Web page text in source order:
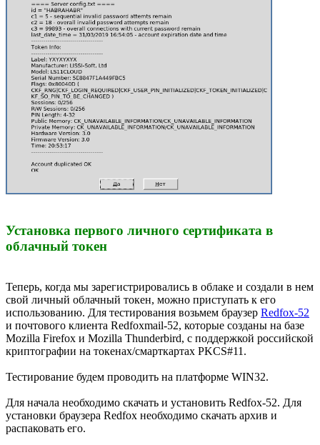
Установка первого личного сертификата в
облачный токен
Теперь, когда мы зарегистрировались в облаке и создали в нем
свой личный облачный токен, можно приступать к его
использованию. Для тестирования возьмем браузер Redfox-52
и почтового клиента Redfoxmail-52, которые созданы на базе
Mozilla Firefox и Mozilla Thunderbird, с поддержкой российской
криптографии на токенах/смарткартах PKCS#11.
Тестирование будем проводить на платформе WIN32.
Для начала необходимо скачать и установить Redfox-52. Для
установки браузера Redfox необходимо скачать архив и
распаковать его.